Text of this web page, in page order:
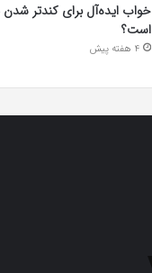
خواب ایده‌آل برای کندتر
است؟
4 هفته پیش